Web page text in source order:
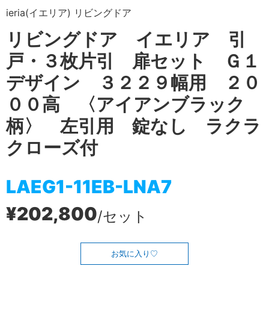
ieria(イエリア) リビングドア
リビングドア イエリア 引
戸・３枚片引 扉セット Ｇ１
デザイン ３２２９幅用 ２０
００高 〈アイアンブラック
柄〉 左引用 錠なし ラクラ
クローズ付
LAEG1-11EB-LNA7
¥202,800/セット
お気に入り